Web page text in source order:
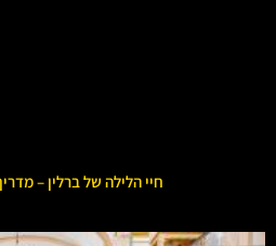
חיי הלילה של ברלין –